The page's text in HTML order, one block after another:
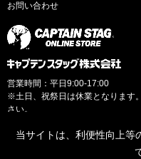
お問い合わせ
営業時間：平日9:00-17:00
※土日、祝祭日は休業となります
さい。
当サイトは、利便性向上等